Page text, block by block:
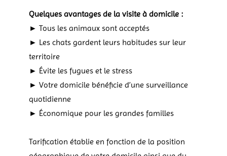
Quelques avantages de la visite à domicile :
► Tous les animaux sont acceptés
► Les chats gardent leurs habitudes sur leur
territoire
► Évite les fugues et le stress
► Votre domicile bénéficie d’une surveillance
quotidienne
► Économique pour les grandes familles
Tarification établie en fonction de la position